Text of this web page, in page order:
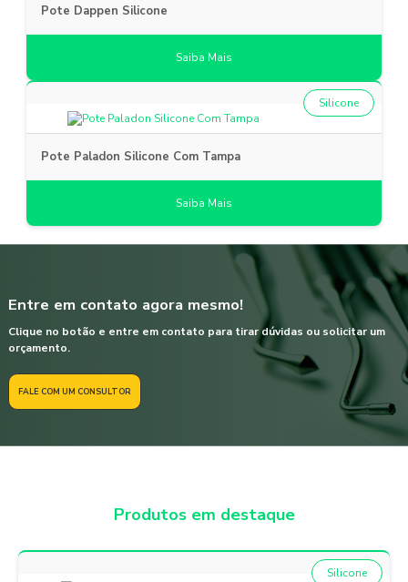
Pote Dappen Silicone
Saiba Mais
Pote Paladon Silicone Com Tampa
Silicone
Saiba Mais
Entre em contato agora mesmo!
Clique no botão e entre em contato para tirar dúvidas ou solicitar um
orçamento.
FALE COM UM CONSULTOR
Produtos em destaque
Silicone